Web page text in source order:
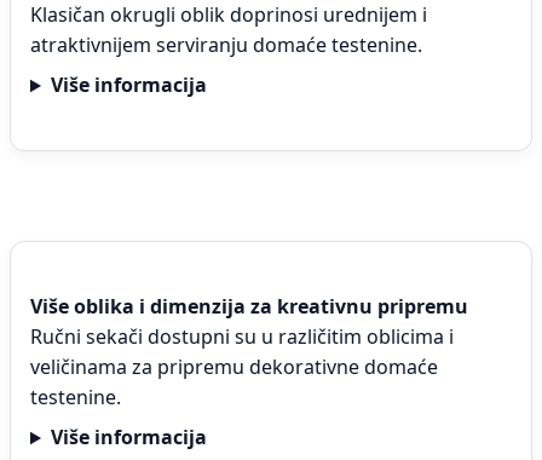
Klasičan okrugli oblik doprinosi urednijem i
atraktivnijem serviranju domaće testenine.
Više informacija
Više oblika i dimenzija za kreativnu pripremu
Ručni sekači dostupni su u različitim oblicima i
veličinama za pripremu dekorativne domaće
testenine.
Više informacija